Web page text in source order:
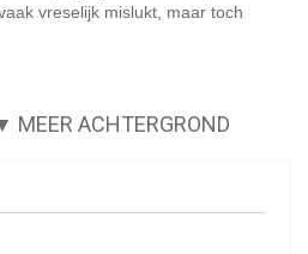
vreselijk mislukt, maar toch
MEER ACHTERGROND